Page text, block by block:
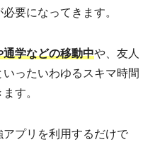
要になってきます。
通学などの移動中や、友人
いったいわゆるスキマ時間
す。
プリを利用するだけで